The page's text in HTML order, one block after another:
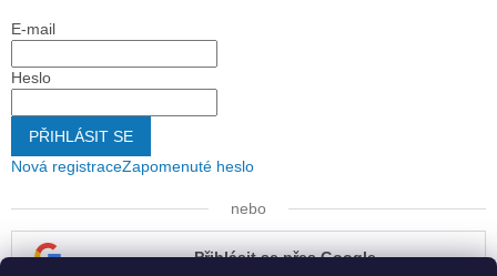
E-mail
Heslo
PŘIHLÁSIT SE
Nová registraceZapomenuté heslo
nebo
Přihlásit se přes Google